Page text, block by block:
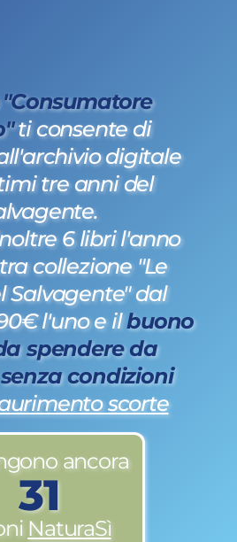
"Consumatore
ti consente di
digitale
tre anni del
6 libri l'anno
collezione "Le
Salvagente" dal
l'uno e ilbuono
spendere da
condizioni
scorte
ancora
31
NaturaSì